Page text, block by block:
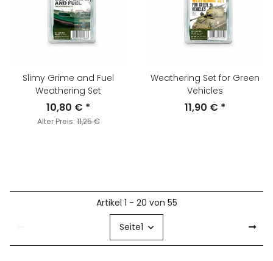
Slimy Grime and Fuel
Weathering Set
10,80 € *
Alter Preis:11,25 €
Weathering Set for Green
Vehicles
11,90 € *
Artikel 1 - 20 von 55
Seite1